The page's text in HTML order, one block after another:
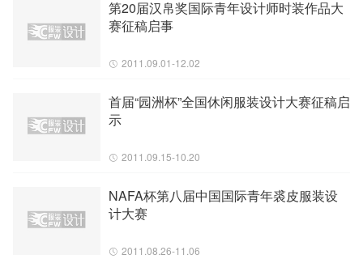
第20届汉帛奖国际青年设计师时装作品大
赛征稿启事
2011.09.01-12.02
首届“园洲杯”全国休闲服装设计大赛征稿启
示
2011.09.15-10.20
NAFA杯第八届中国国际青年裘皮服装设
计大赛
2011.08.26-11.06